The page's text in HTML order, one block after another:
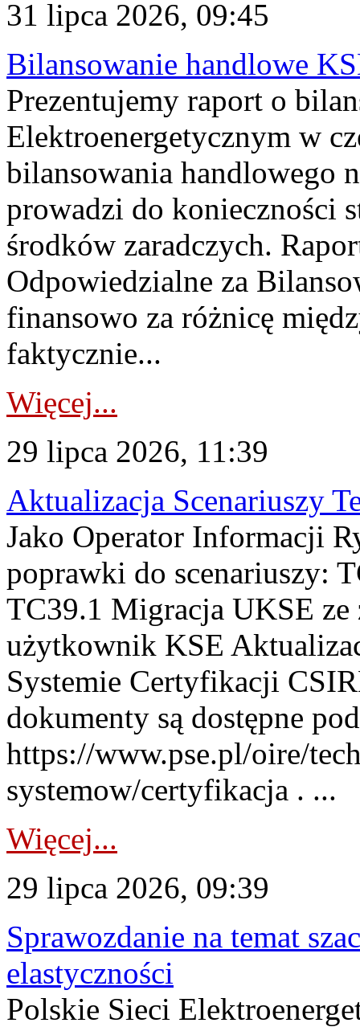
31 lipca 2026, 09:45
Bilansowanie handlowe
Prezentujemy raport o
Elektroenergetycznym w
bilansowania handlowego
prowadzi do konieczności
środków zaradczych.
Odpowiedzialne za
finansowo za różnicę
faktycznie...
Więcej...
29 lipca 2026, 11:39
Aktualizacja Scenariuszy
Jako Operator Informacji
poprawki do scenariuszy:
TC39.1 Migracja UKSE
użytkownik KSE
Systemie Certyfikacji
dokumenty są dostępne
https://www.pse.pl/oire/
systemow/certyfikacja . ...
Więcej...
29 lipca 2026, 09:39
Sprawozdanie na temat
elastyczności
Polskie Sieci